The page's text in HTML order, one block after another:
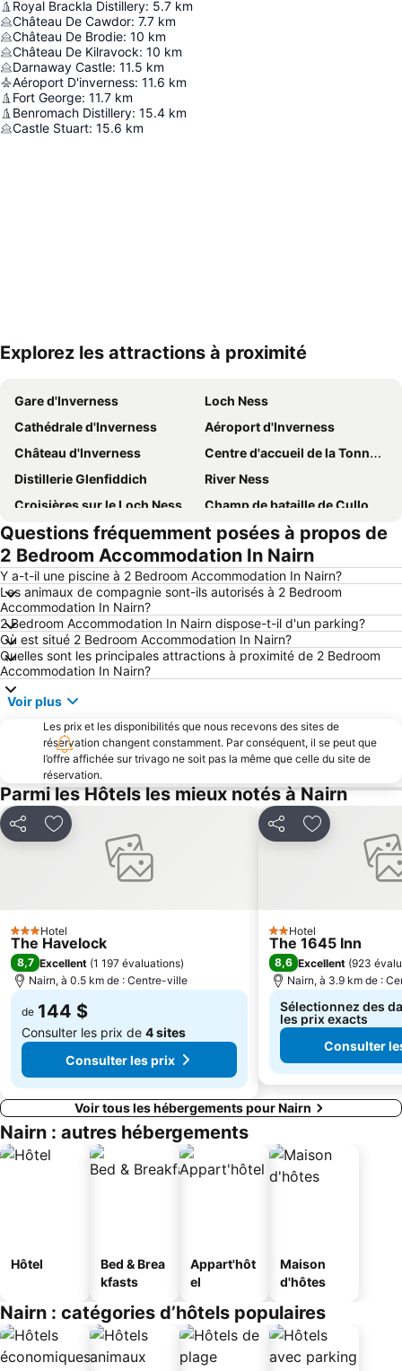
Royal Brackla Distillery: 5.7 km
Château De Cawdor: 7.7 km
Château De Brodie: 10 km
Château De Kilravock: 10 km
Darnaway Castle: 11.5 km
Aéroport D'inverness: 11.6 km
Fort George: 11.7 km
Benromach Distillery: 15.4 km
Castle Stuart: 15.6 km
Explorez les attractions à proximité
Gare d'Inverness
Loch Ness
Cathédrale d'Inverness
Aéroport d'Inverness
Château d'Inverness
Centre d'accueil de la Tonnellerie de la Vallée de la Spey
Distillerie Glenfiddich
River Ness
Croisières sur le Loch Ness
Champ de bataille de Culloden
Dunrobin Castle
Baxters Loch Ness Marathon
Inverness Leisure
Ness Walk
Abriachan Gardens
Glenmore Forest Park Visitor Centre
St Mary's Catholic Church of Inverness
Train à vapeur du Strathspey
Gare d'Aviemore
Château d'Urquhart
Loch Ness Exhibition Centre
Brodie Castle
Northern Roots Festival
Tomatin Whisky Distillery
Embo Beach
Original Loch Ness Monster Visitor Centre
Questions fréquemment posées à propos de
2 Bedroom Accommodation In Nairn
Y a-t-il une piscine à 2 Bedroom Accommodation In Nairn?
Les animaux de compagnie sont-ils autorisés à 2 Bedroom
Accommodation In Nairn?
2 Bedroom Accommodation In Nairn dispose-t-il d'un parking?
Où est situé 2 Bedroom Accommodation In Nairn?
Quelles sont les principales attractions à proximité de 2 Bedroom
Accommodation In Nairn?
Voir plus
Les prix et les disponibilités que nous recevons des sites de
réservation changent constamment. Par conséquent, il se peut que
l’offre affichée sur trivago ne soit pas la même que celle du site de
réservation.
Parmi les Hôtels les mieux notés à Nairn
PartagerAjouter à mes favoris
3 Étoiles
Hotel
The Havelock
8,7 Excellent (1 197 évaluations)
Nairn, à 0.5 km de : Centre-ville
de 144 $
Consulter les prix de 4 sites
Consulter les prix
PartagerAjouter à
2 Étoiles
Hotel
The 1645 Inn
8,6 Excellent (923
Nairn, à 3.9 km de :
Sélectionnez des
les prix exacts
Consulter
Voir tous les hébergements pour Nairn
Nairn : autres hébergements
Hôtel
Bed & Brea
kfasts
Appart'hôt
el
Maison
d'hôtes
Nairn : catégories d’hôtels populaires